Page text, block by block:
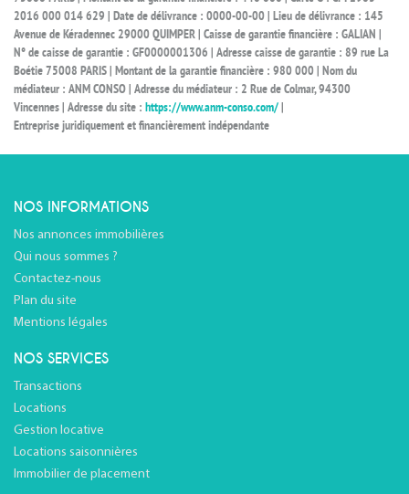
2016 000 014 629 | Date de délivrance : 0000-00-00 | Lieu de délivrance : 145
Avenue de Kéradennec 29000 QUIMPER | Caisse de garantie financière : GALIAN |
N° de caisse de garantie : GF0000001306 | Adresse caisse de garantie : 89 rue La
Boétie 75008 PARIS | Montant de la garantie financière : 980 000 | Nom du
médiateur : ANM CONSO | Adresse du médiateur : 2 Rue de Colmar, 94300
Vincennes | Adresse du site : https://www.anm-conso.com/
Entreprise juridiquement et financièrement indépendante
NOS INFORMATIONS
Nos annonces immobilières
Qui nous sommes ?
Contactez-nous
Plan du site
Mentions légales
NOS SERVICES
Transactions
Locations
Gestion locative
Locations saisonnières
Immobilier de placement